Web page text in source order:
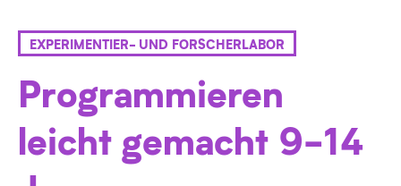
EXPERIMENTIER- UND FORSCHERLABOR
Programmieren
leicht gemacht 9-14